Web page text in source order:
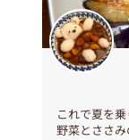
これで夏を
野菜とささみ